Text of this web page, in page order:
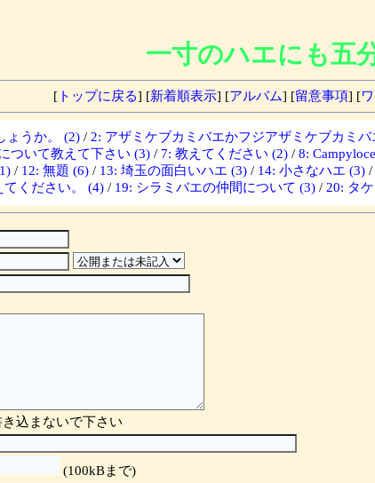
一寸のハエにも五
[ トップに戻る] [新着順表示] [アルバム] [留意事項] [
ょうか。 (2) / 2: アザミケブカミバエかフジアザミケブカミバ
ついて教えて下さい (3) / 7: 教えてください (2) / 8:
/ 12: 無題 (6) / 13: 埼玉の面白いハエ (3) / 14: 小さなハエ (3) /
てください。 (4) / 19: シラミバエの仲間について (3) / 20: タ
込まないで下さい
(100kBまで)